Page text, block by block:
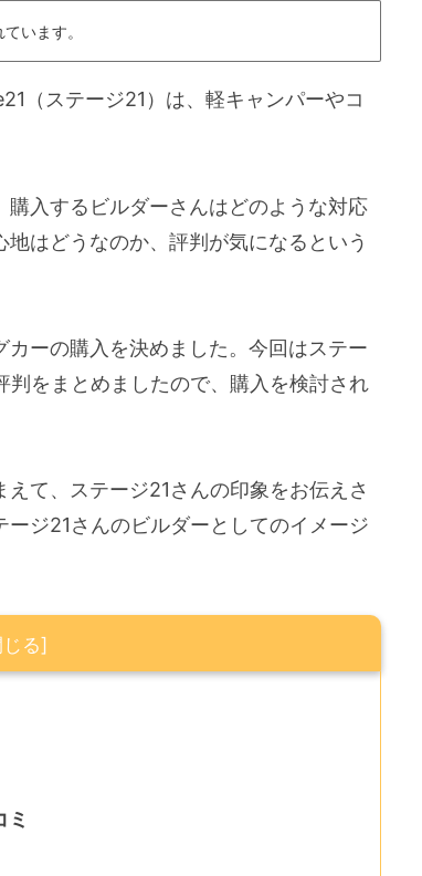
います。
（ステージ21）は、軽キャンパーやコ
入するビルダーさんはどのような対応
はどうなのか、評判が気になるという
ーの購入を決めました。今回はステー
判をまとめましたので、購入を検討され
て、ステージ21さんの印象をお伝えさ
ジ21さんのビルダーとしてのイメージ